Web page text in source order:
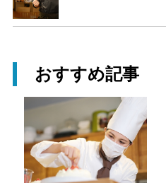
おすすめ記事